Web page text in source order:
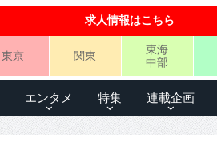
求人情報はこちら
東京 関東
東海
中部
エンタメ 特集 連載企画